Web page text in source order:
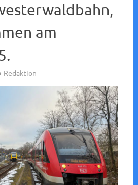
am
Redaktion